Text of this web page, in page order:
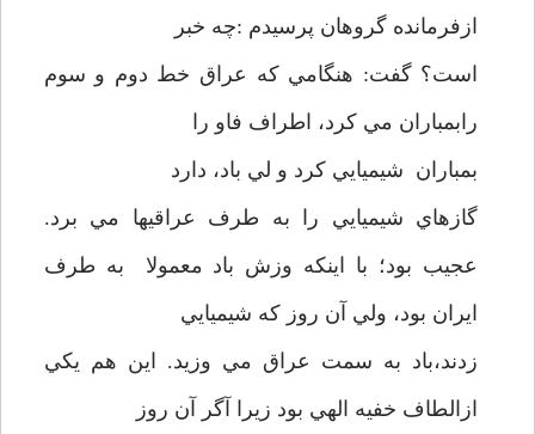
ازفرمانده گروهان پرسيدم :چه خبر
است؟ گفت: هنگامي که عراق خط دوم و سوم
رابمباران مي کرد، اطراف فاو را
بمباران شيميايي کرد و لي باد، دارد
گازهاي شيميايي را به طرف عراقيها مي برد.
عجيب بود؛ با اينکه وزش باد معمولا به طرف
ايران بود، ولي آن روز که شيميايي
زدند،باد به سمت عراق مي وزيد. اين هم يکي
ازالطاف خفيه الهي بود زيرا آگر آن روز